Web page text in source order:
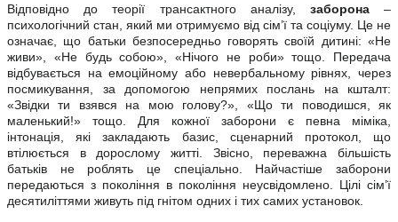
Відповідно до теорії трансактного аналізу, заборона–
психологічний стан, який ми отримуємо від сім’ї та соціуму. Це не
означає, що батьки безпосередньо говорять своїй дитині: «Не
живи», «Не будь собою», «Нічого не роби» тощо. Передача
відбувається на емоційному або невербальному рівнях, через
посмикування, за допомогою непрямих послань на кшталт:
«Звідки ти взявся на мою голову?», «Що ти поводишся, як
маленький!» тощо. Для кожної заборони є певна міміка,
інтонація, які закладають базис, сценарний протокол, що
втілюється в дорослому житті. Звісно, переважна більшість
батьків не роблять це спеціально. Найчастіше заборони
передаються з покоління в покоління неусвідомлено. Цілі сім’ї
десятиліттями живуть під гнітом одних і тих самих установок.